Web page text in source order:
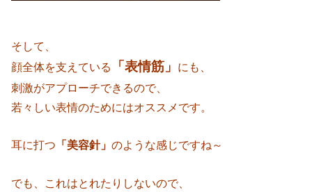
そして、
顔全体を支えている
「表情筋」
にも、
刺激がアプローチできるので、
若々しい表情のためにはオススメです。
耳に打つ 「美容針」のような感じですね～
でも、これはとれたりしないので、